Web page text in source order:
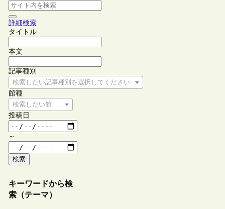
詳細検索
タイトル
本文
記事種別
検索したい記事種別を選択してください
館種
検索したい館種を選択してください
投稿日
～
検索
キーワードから検
索（テーマ）